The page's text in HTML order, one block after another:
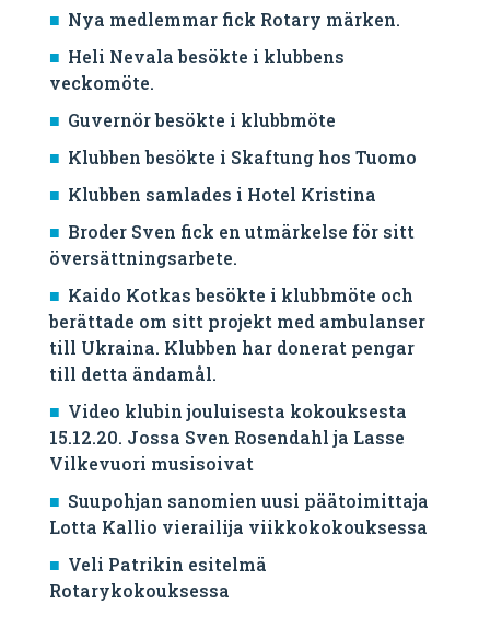
Nya medlemmar fick Rotary märken.
Heli Nevala besökte i klubbens
veckomöte.
Guvernör besökte i klubbmöte
Klubben besökte i Skaftung hos Tuomo
Klubben samlades i Hotel Kristina
Broder Sven fick en utmärkelse för sitt
översättningsarbete.
Kaido Kotkas besökte i klubbmöte och
berättade om sitt projekt med ambulanser
till Ukraina. Klubben har donerat pengar
till detta ändamål.
Video klubin jouluisesta kokouksesta
15.12.20. Jossa Sven Rosendahl ja Lasse
Vilkevuori musisoivat
Suupohjan sanomien uusi päätoimittaja
Lotta Kallio vierailija viikkokokouksessa
Veli Patrikin esitelmä
Rotarykokouksessa